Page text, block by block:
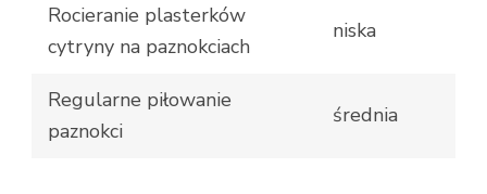
Rocieranie plasterków
cytryny na paznokciach
niska
Regularne piłowanie
paznokci
średnia